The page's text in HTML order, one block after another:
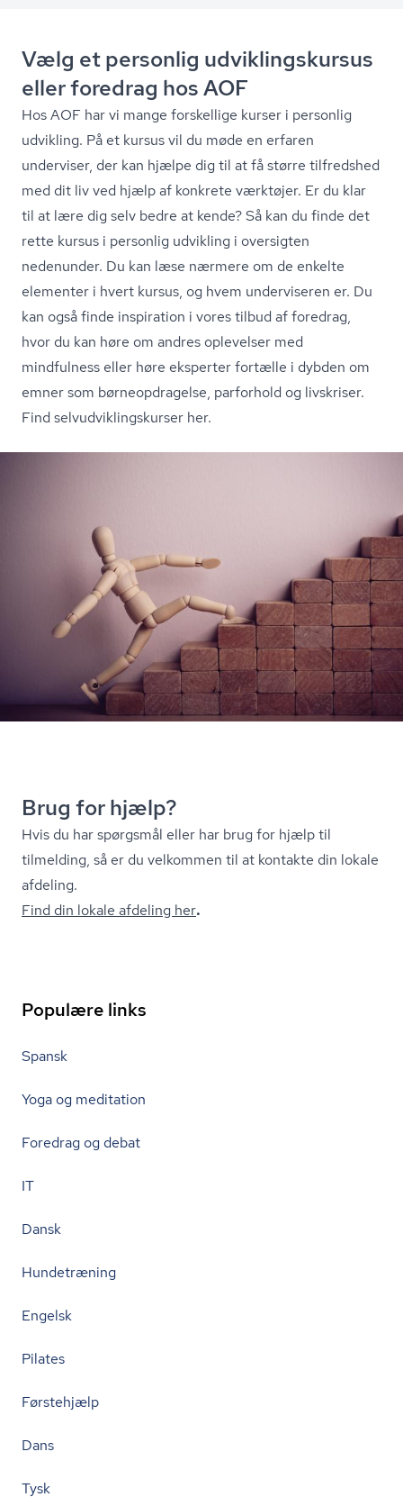
Vælg et personlig ud­vik­lings­kur­sus
eller foredrag hos AOF
Hos AOF har vi mange forskellige kurser i personlig
udvikling. På et kursus vil du møde en erfaren
underviser, der kan hjælpe dig til at få større tilfredshed
med dit liv ved hjælp af konkrete værktøjer. Er du klar
til at lære dig selv bedre at kende? Så kan du finde det
rette kursus i personlig udvikling i oversigten
nedenunder. Du kan læse nærmere om de enkelte
elementer i hvert kursus, og hvem underviseren er. Du
kan også finde inspiration i vores tilbud af foredrag,
hvor du kan høre om andres oplevelser med
mindfulness eller høre eksperter fortælle i dybden om
emner som bør­ne­op­dra­gel­se, parforhold og livskriser.
Find sel­v­ud­vik­lings­kur­ser her.
Brug for hjælp?
Hvis du har spørgsmål eller har brug for hjælp til
tilmelding, så er du velkommen til at kontakte din lokale
afdeling.
Find din lokale afdeling her.
Populære links
Spansk
Yoga og meditation
Foredrag og debat
IT
Dansk
Hundetræning
Engelsk
Pilates
Førstehjælp
Dans
Tysk